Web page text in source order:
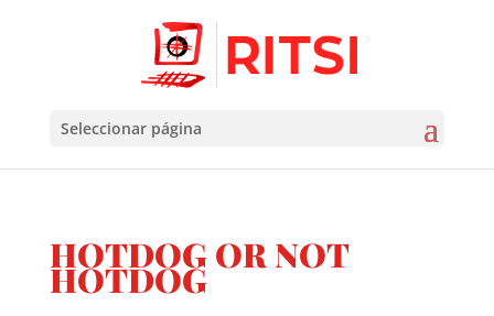
Seleccionar página
HOTDOG OR NOT
HOTDOG